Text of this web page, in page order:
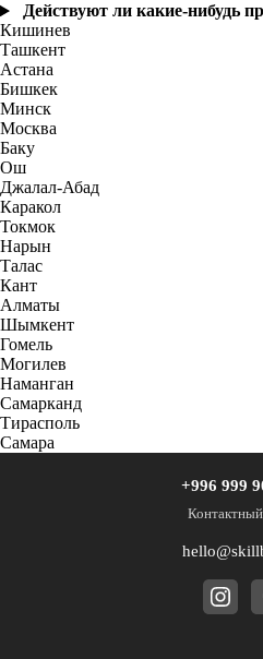
Действуют ли какие-нибудь
Кишинев
Ташкент
Астана
Бишкек
Минск
Москва
Баку
Ош
Джалал-Абад
Каракол
Токмок
Нарын
Талас
Кант
Алматы
Шымкент
Гомель
Могилев
Наманган
Самарканд
Тирасполь
Самара
+996 999